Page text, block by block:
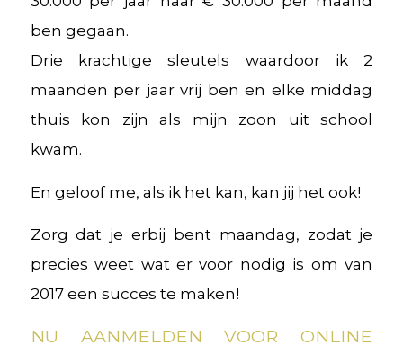
ben gegaan.
Drie krachtige sleutels waardoor ik 2
maanden per jaar vrij ben en elke middag
thuis kon zijn als mijn zoon uit school
kwam.
En geloof me, als ik het kan, kan jij het ook!
Zorg dat je erbij bent maandag, zodat je
precies weet wat er voor nodig is om van
2017 een succes te maken!
NU AANMELDEN VOOR ONLINE